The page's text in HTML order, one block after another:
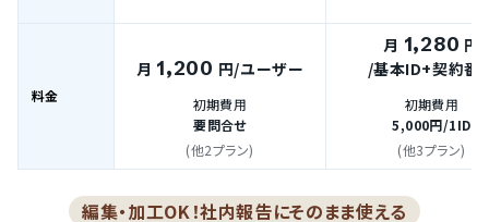
料金
月 1,200 円/ユーザー
初期費用
要問合せ
(他2プラン)
月 1,280 円
/基本ID+契約番
初期費用
5,000円/1ID
(他3プラン)
編集・加工OK！社内報告にそのまま使える